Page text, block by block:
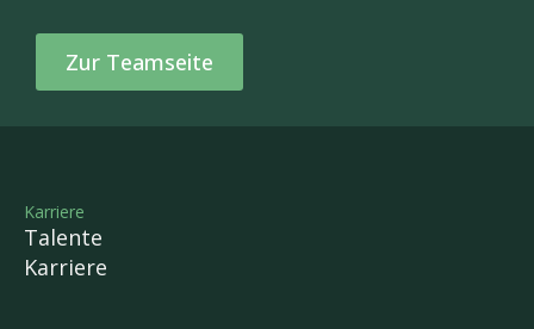
Zur Teamseite
Karriere
Talente
Karriere